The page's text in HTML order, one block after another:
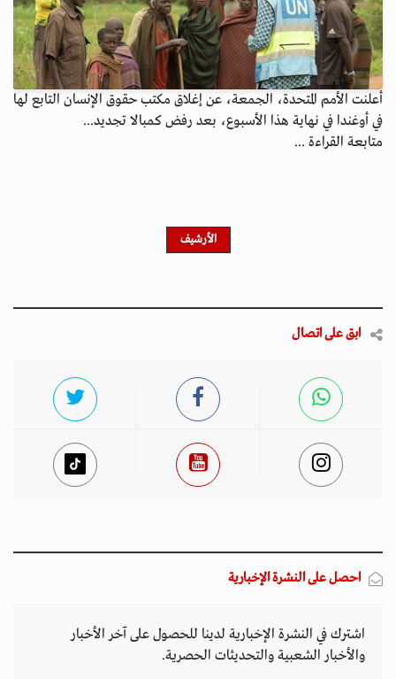
أعلنت الأمم المتحدة، الجمعة، عن إغلاق مكتب حقوق الإنسان التابع لها
في أوغندا في نهاية هذا الأسبوع، بعد رفض كمبالا تجديد...
متابعة القراءة ...
الأرشيف
ابق على اتصال
احصل على النشرة الإخبارية
اشترك في النشرة الإخبارية لدينا للحصول على آخر الأخبار
والأخبار الشعبية والتحديثات الحصرية.